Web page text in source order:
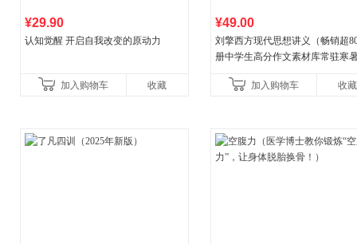
¥29.90
认知觉醒 开启自我改变的原动力
加入购物车 收藏
¥49.00
刘擎西方现代思想讲义（畅销超
册中学生高分作文素材库常驻寒
讲透西方思想史，哲学知
加入购物车 收藏